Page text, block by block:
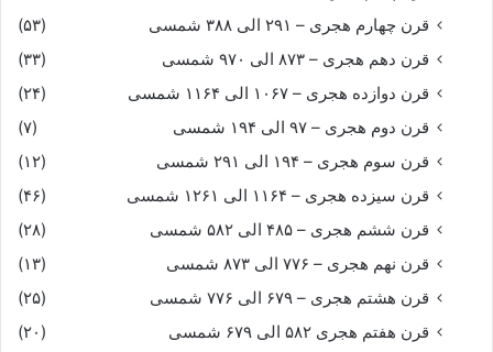
قرن چهارم هجری – ۲۹۱ الی ۳۸۸ شمسی
(۵۳)
قرن دهم هجری – ۸۷۳ الی ۹۷۰ شمسی
(۳۳)
قرن دوازده هجری – ۱۰۶۷ الی ۱۱۶۴ شمسی
(۲۴)
قرن دوم هجری – ۹۷ الی ۱۹۴ شمسی
(۷)
قرن سوم هجری – ۱۹۴ الی ۲۹۱ شمسی
(۱۲)
قرن سیزده هجری – ۱۱۶۴ الی ۱۲۶۱ شمسی
(۴۶)
قرن ششم هجری – ۴۸۵ الی ۵۸۲ شمسی
(۲۸)
قرن نهم هجری – ۷۷۶ الی ۸۷۳ شمسی
(۱۳)
قرن هشتم هجری – ۶۷۹ الی ۷۷۶ شمسی
(۲۵)
قرن هفتم هجری ۵۸۲ الی ۶۷۹ شمسی
(۲۰)